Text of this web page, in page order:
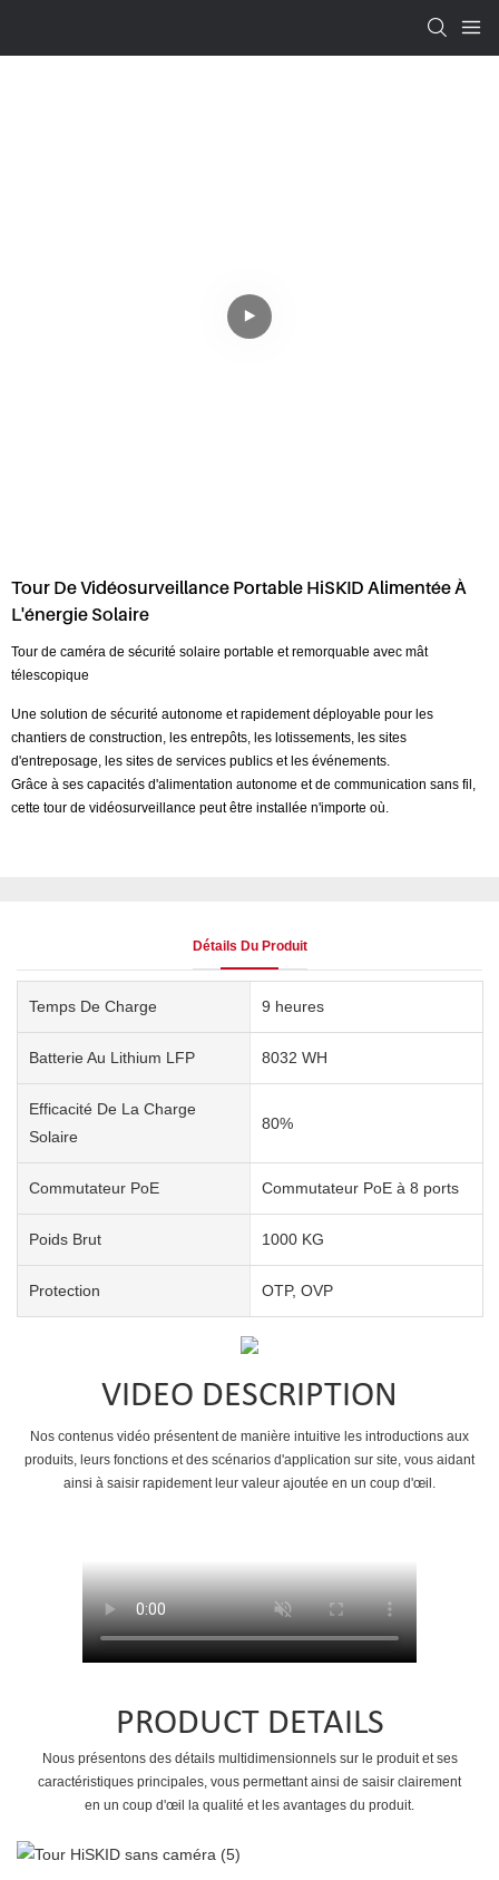
Tour De Vidéosurveillance Portable HiSKID Alimentée À
L'énergie Solaire
Tour de caméra de sécurité solaire portable et remorquable avec mât
télescopique
Une solution de sécurité autonome et rapidement déployable pour les
chantiers de construction, les entrepôts, les lotissements, les sites
d'entreposage, les sites de services publics et les événements.
Grâce à ses capacités d'alimentation autonome et de communication sans fil,
cette tour de vidéosurveillance peut être installée n'importe où.
Détails Du Produit
Temps De Charge 9 heures
Batterie Au Lithium LFP 8032 WH
Efficacité De La Charge
Solaire
80%
Commutateur PoE Commutateur PoE à 8 ports
Poids Brut 1000 KG
Protection OTP, OVP
VIDEO DESCRIPTION
Nos contenus vidéo présentent de manière intuitive les introductions aux
produits, leurs fonctions et des scénarios d'application sur site, vous aidant
ainsi à saisir rapidement leur valeur ajoutée en un coup d'œil.
PRODUCT DETAILS
Nous présentons des détails multidimensionnels sur le produit et ses
caractéristiques principales, vous permettant ainsi de saisir clairement
en un coup d'œil la qualité et les avantages du produit.